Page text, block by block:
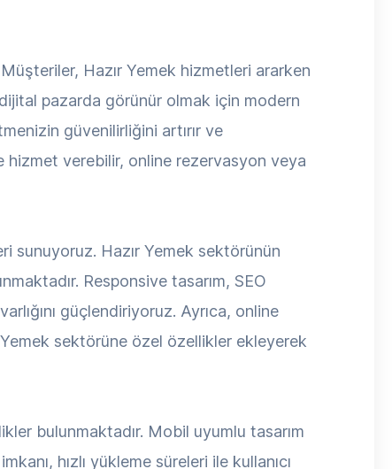
Hazır Yemek hizmetleri ararken
pazarda görünür olmak için modern
güvenilirliğini artırır ve
hizmet verebilir, online rezervasyon veya
sunuyoruz. Hazır Yemek sektörünün
Responsive tasarım, SEO
güçlendiriyoruz. Ayrıca, online
sektörüne özel özellikler ekleyerek
bulunmaktadır. Mobil uyumlu tasarım
hızlı yükleme süreleri ile kullanıcı